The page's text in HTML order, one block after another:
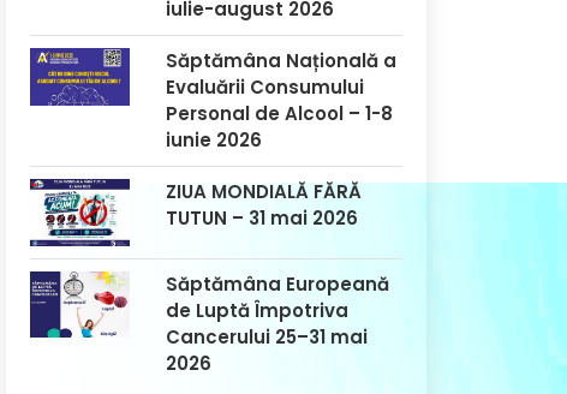
iulie-august 2026
Săptămâna Națională a
Evaluării Consumului
Personal de Alcool – 1-8
iunie 2026
ZIUA MONDIALĂ FĂRĂ
TUTUN – 31 mai 2026
Săptămâna Europeană
de Luptă Împotriva
Cancerului 25–31 mai
2026